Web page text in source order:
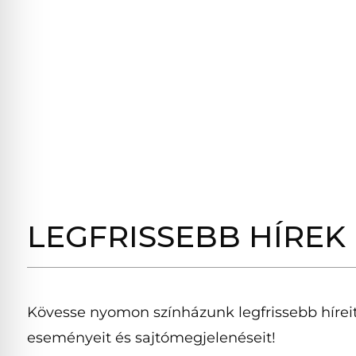
LEGFRISSEBB HÍREK
Kövesse nyomon színházunk legfrissebb
eseményeit és sajtómegjelenéseit!